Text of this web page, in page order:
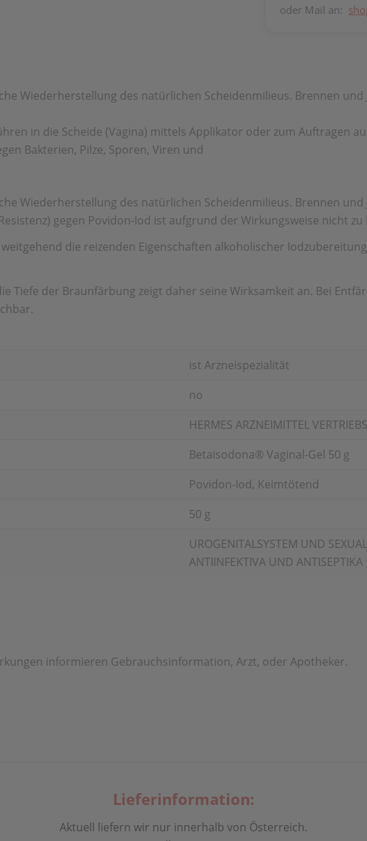
oder Mail an:
Wiederherstellung des natürlichen Scheidenmilieus. Brennen und
in die Scheide (Vagina) mittels Applikator oder zum Auftragen
Bakterien, Pilze, Sporen, Viren und
Wiederherstellung des natürlichen Scheidenmilieus. Brennen und
gegen Povidon-Iod ist aufgrund der Wirkungsweise nicht
die reizenden Eigenschaften alkoholischer
Tiefe der Braunfärbung zeigt daher seine Wirksamkeit an. Bei
ist Arzneispezialität
no
HERMES ARZNEIMITTEL
Betaisodona® Vaginal-Gel 50 g
Povidon-Iod, Keimtötend
50 g
UROGENITALSYSTEM UND
ANTIINFEKTIVA UND ANTISEPTIKA
informieren Gebrauchsinformation, Arzt, oder Apotheker.
Lieferinformation:
Aktuell liefern wir nur innerhalb von Österreich.